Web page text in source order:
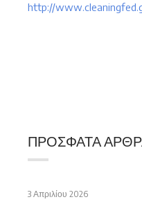
http://
ΠΡΌΣΦΑΤΑ
3 Απριλίου 2026